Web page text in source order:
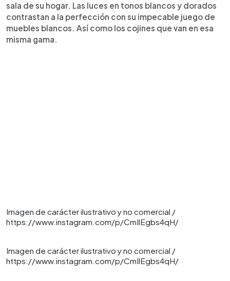
sala de su hogar. Las luces en tonos blancos y dorados
contrastan a la perfección con su impecable juego de
muebles blancos. Así como los cojines que van en esa
misma gama.
Imagen de carácter ilustrativo y no comercial /
https://www.instagram.com/p/CmIlEgbs4qH/
Imagen de carácter ilustrativo y no comercial /
https://www.instagram.com/p/CmIlEgbs4qH/